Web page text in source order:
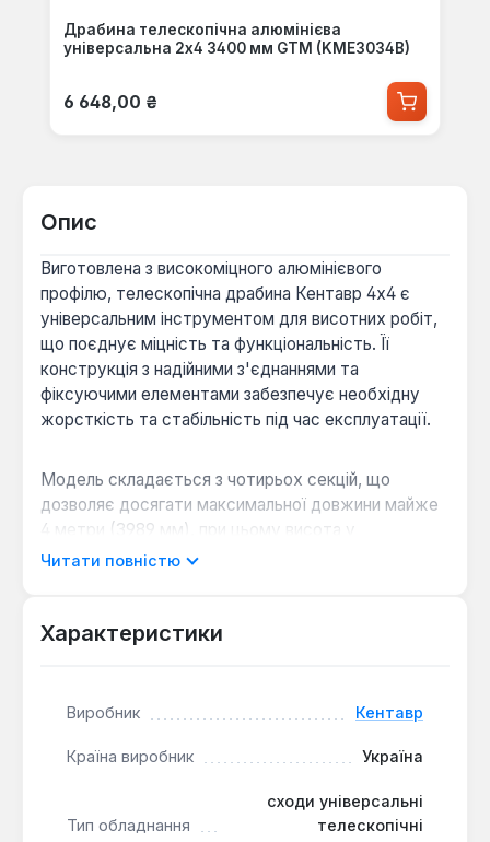
Драбина телескопічна алюмінієва
універсальна 2х4 3400 мм GTM (KME3034B)
Звичайна ціна:
6 648,00 ₴
Опис
Виготовлена з високоміцного алюмінієвого
профілю, телескопічна драбина Кентавр 4х4 є
універсальним інструментом для висотних робіт,
що поєднує міцність та функціональність. Її
конструкція з надійними з'єднаннями та
фіксуючими елементами забезпечує необхідну
жорсткість та стабільність під час експлуатації.
Модель складається з чотирьох секцій, що
дозволяє досягати максимальної довжини майже
4 метри (3989 мм), при цьому висота у
транспортному вигляді становить лише 1205 мм.
пластиковими заглушками, що забезпечують
нормам безпеки EN131 та витримує навантаження
У складеному
вигляді драбина займає мінімум місця, що
Читати повністю
Характеристики
Виробник Кентавр
Країна виробник Україна
Тип обладнання
сходи універсальні
телескопічні